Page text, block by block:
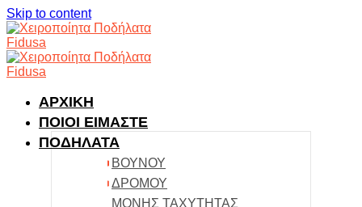
Skip to content
ΑΡΧΙΚΗ
ΠΟΙΟΙ ΕΙΜΑΣΤΕ
ΠΟΔΗΛΑΤΑ
ΒΟΥΝΟΥ
ΔΡΟΜΟΥ
ΜΟΝΗΣ ΤΑΧΥΤΗΤΑΣ